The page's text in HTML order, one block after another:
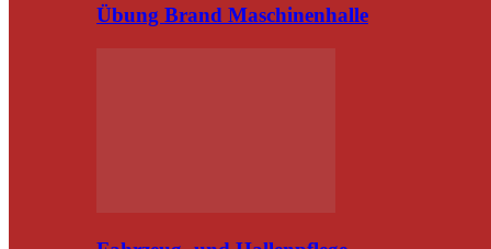
Übung Brand Maschinenhalle